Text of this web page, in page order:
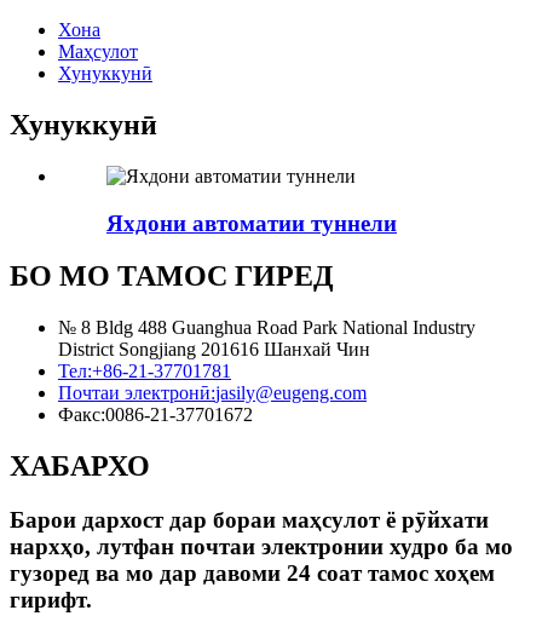
Хона
Маҳсулот
Хунуккунӣ
Хунуккунӣ
Яхдони автоматии туннели
БО МО ТАМОС ГИРЕД
№ 8 Bldg 488 Guanghua Road Park National Industry
District Songjiang 201616 Шанхай Чин
Тел:+86-21-37701781
Почтаи электронӣ:jasily@eugeng.com
Факс:0086-21-37701672
ХАБАРХО
Барои дархост дар бораи маҳсулот ё рӯйхати
нархҳо, лутфан почтаи электронии худро ба мо
гузоред ва мо дар давоми 24 соат тамос хоҳем
гирифт.